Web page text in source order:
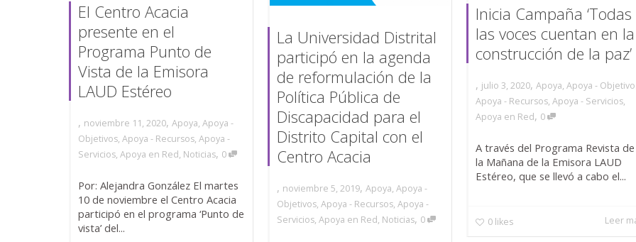
El Centro Acacia
presente en el
Programa Punto de
Vista de la Emisora
LAUD Estéreo
, noviembre 11, 2020, Apoya, Apoya -
Objetivos, Apoya - Recursos, Apoya -
Servicios, Apoya en Red, Noticias, 0
Por: Alejandra González El martes
10 de noviembre el Centro Acacia
participó en el programa ‘Punto de
vista’ del...
Inicia Campaña ‘Todas
las voces cuentan en la
construcción de la paz’
, julio 3, 2020, Apoya, Apoya -
Apoya - Recursos, Apoya - Servicios,
Apoya en Red, 0
A través del Programa Revista de
la Mañana de la Emisora LAUD
Estéreo, que se llevó a cabo el...
0 likes Leer
La Universidad Distrital
participó en la agenda
de reformulación de la
Política Pública de
Discapacidad para el
Distrito Capital con el
Centro Acacia
, noviembre 5, 2019, Apoya, Apoya -
Objetivos, Apoya - Recursos, Apoya -
Servicios, Apoya en Red, Noticias, 0